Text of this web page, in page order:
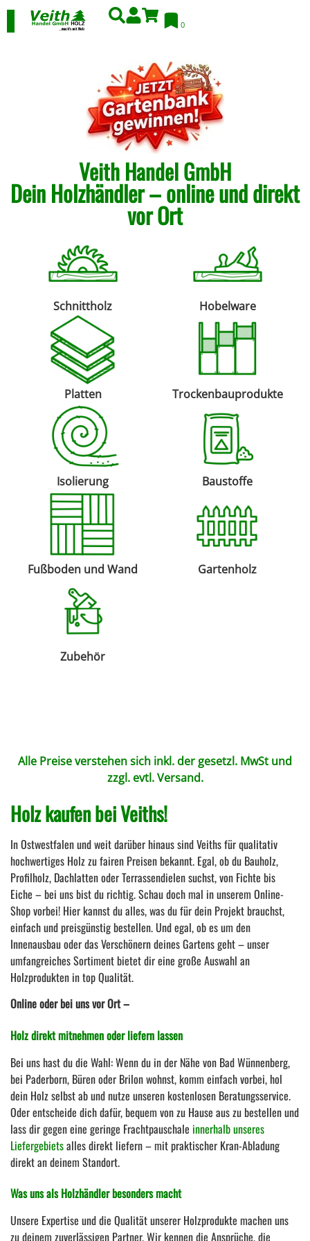
0
Veith Handel GmbH
Dein Holzhändler – online und direkt
vor Ort
Schnittholz Hobelware
Platten Trockenbauprodukte
Isolierung Baustoffe
Fußboden und Wand Gartenholz
Zubehör
Alle Preise verstehen sich inkl. der gesetzl. MwSt und
zzgl. evtl.Versand.
Holz kaufen bei Veiths!
In Ostwestfalen und weit darüber hinaus sind Veiths für qualitativ
hochwertiges Holz zu fairen Preisen bekannt. Egal, ob du Bauholz,
Profilholz, Dachlatten oder Terrassendielen suchst, von Fichte bis
Eiche – bei uns bist du richtig. Schau doch mal in unserem Online-
Shop vorbei! Hier kannst du alles, was du für dein Projekt brauchst,
einfach und preisgünstig bestellen. Und egal, ob es um den
Innenausbau oder das Verschönern deines Gartens geht – unser
umfangreiches Sortiment bietet dir eine große Auswahl an
Holzprodukten in top Qualität.
Online oder bei uns vor Ort –
Holz direkt mitnehmen oder liefern lassen
Bei uns hast du die Wahl: Wenn du in der Nähe von Bad Wünnenberg,
bei Paderborn, Büren oder Brilon wohnst, komm einfach vorbei, hol
dein Holz selbst ab und nutze unseren kostenlosen Beratungsservice.
Oder entscheide dich dafür, bequem von zu Hause aus zu bestellen und
lass dir gegen eine geringe Frachtpauschale innerhalb unseres
Liefergebietsalles direkt liefern – mit praktischer Kran-Abladung
direkt an deinem Standort.
Was uns als Holzhändler besonders macht
Unsere Expertise und die Qualität unserer Holzprodukte machen uns
zu deinem zuverlässigen Partner. Wir kennen die Ansprüche, die